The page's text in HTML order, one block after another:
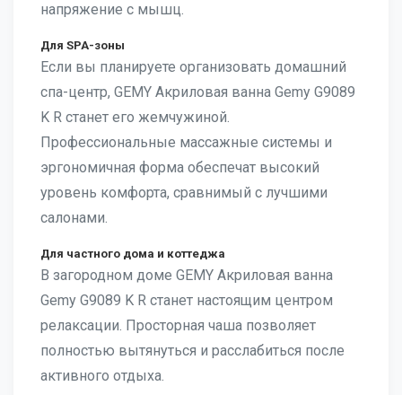
напряжение с мышц.
Для SPA-зоны
Если вы планируете организовать домашний
спа-центр, GEMY Акриловая ванна Gemy G9089
K R станет его жемчужиной.
Профессиональные массажные системы и
эргономичная форма обеспечат высокий
уровень комфорта, сравнимый с лучшими
салонами.
Для частного дома и коттеджа
В загородном доме GEMY Акриловая ванна
Gemy G9089 K R станет настоящим центром
релаксации. Просторная чаша позволяет
полностью вытянуться и расслабиться после
активного отдыха.